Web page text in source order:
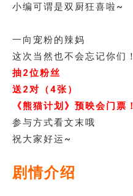
小编可谓是双厨狂喜啦~
一向宠粉的辣妈
这次当然也不会忘记你们！
抽2位粉丝
送2对（4张）
《熊猫计划》预映会门票！
参与方式看文末哦
祝大家好运~
剧情介绍